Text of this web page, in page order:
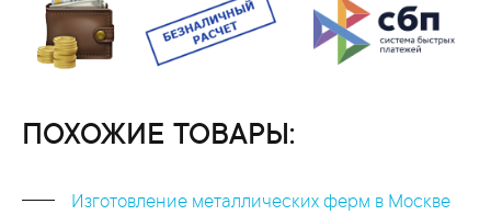
ПОХОЖИЕ ТОВАРЫ:
Изготовление металлических ферм в Москве